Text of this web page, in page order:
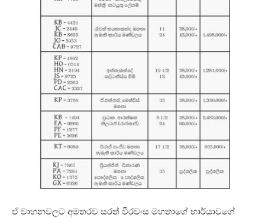
ඒ වාහනවලට අමතරව සරත් වීරවංස මහතාගේ භාර්යාවගේ